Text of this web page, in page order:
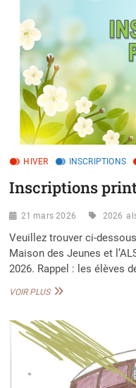
HIVER INSCRIPTIONS
Inscriptions
21 mars 2026 2026
Veuillez trouver ci-
Maison des Jeunes et
2026. Rappel : les élèves
VOIR PLUSINSCRIPTIONS